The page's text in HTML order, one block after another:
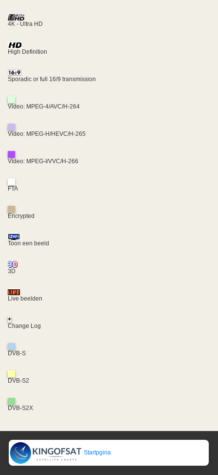
4K - Ultra HD
High Definition
Sporadic or full 16/9 transmission
Video: MPEG-4/AVC/H-264
Video: MPEG-H/HEVC/H-265
Video: MPEG-I/VVC/H-266
FTA
Encrypted
Toon een beeld
3D
Live beelden
+
Change Log
DVB-S
DVB-S2
DVB-S2X
Startpgina